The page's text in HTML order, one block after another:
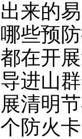
出来的
哪些预
都在开
导进山
展清明
个防火